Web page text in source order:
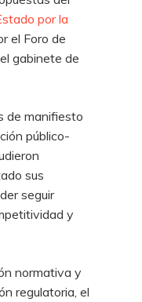
por la
el Foro de
gabinete de
de manifiesto
público-
sus
seguir
y
normativa y
regulatoria, el